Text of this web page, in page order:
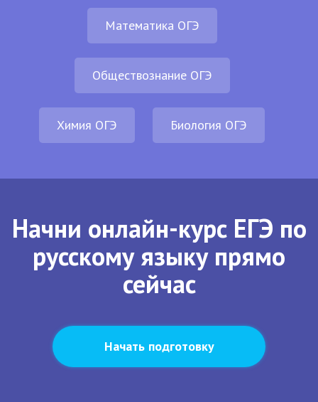
Математика ОГЭ
Обществознание ОГЭ
Химия ОГЭ Биология ОГЭ
Начни онлайн-курс ЕГЭ по
русскому языку прямо
сейчас
Начать подготовку